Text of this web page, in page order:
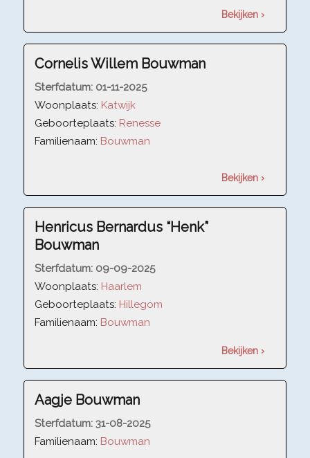
Bekijken ›
Cornelis Willem Bouwman
Sterfdatum: 01-11-2025
Woonplaats: Katwijk
Geboorteplaats: Renesse
Familienaam: Bouwman
Bekijken ›
Henricus Bernardus “Henk”
Bouwman
Sterfdatum: 09-09-2025
Woonplaats: Haarlem
Geboorteplaats: Hillegom
Familienaam: Bouwman
Bekijken ›
Aagje Bouwman
Sterfdatum: 31-08-2025
Familienaam: Bouwman